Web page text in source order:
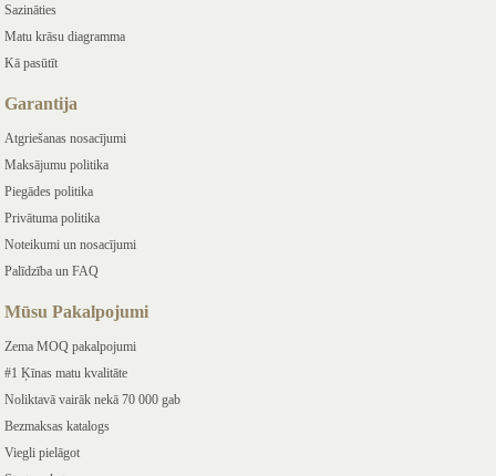
Sazināties
Matu krāsu diagramma
Kā pasūtīt
Garantija
Atgriešanas nosacījumi
Maksājumu politika
Piegādes politika
Privātuma politika
Noteikumi un nosacījumi
Palīdzība un FAQ
Mūsu Pakalpojumi
Zema MOQ pakalpojumi
#1 Ķīnas matu kvalitāte
Noliktavā vairāk nekā 70 000 gab
Bezmaksas katalogs
Viegli pielāgot